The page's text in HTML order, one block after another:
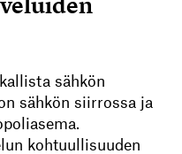
sähkön
sähkön siirrossa ja
kohtuullisuuden